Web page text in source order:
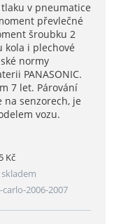
v pneumatice
převlečné
šroubku 2
kola i plechové
normy
PANASONIC.
7 let. Párování
senzorech, je
vozu.
Kč
2006-2007